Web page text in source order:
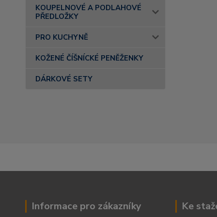
KOUPELNOVÉ A PODLAHOVÉ
PŘEDLOŽKY
PRO KUCHYNĚ
KOŽENÉ ČÍŠNÍCKÉ PENĚŽENKY
DÁRKOVÉ SETY
Informace pro zákazníky Ke